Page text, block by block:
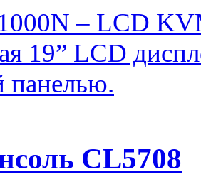
– LCD
19” LCD
панелью.
CL5708